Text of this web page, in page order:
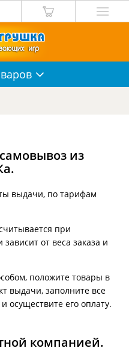
из
выдачи, по тарифам
при
от веса заказа и
положите товары в
выдачи, заполните все
осуществите его оплату.
компанией.